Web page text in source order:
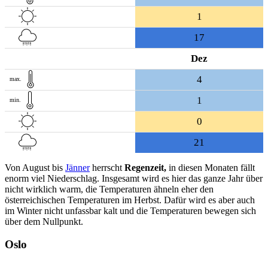
1
17
Dez
max. 4
min.
1
0
21
Von August bis Jännerherrscht Regenzeit, in diesen Monaten fällt
enorm viel Niederschlag. Insgesamt wird es hier das ganze Jahr über
nicht wirklich warm, die Temperaturen ähneln eher den
österreichischen Temperaturen im Herbst. Dafür wird es aber auch
im Winter nicht unfassbar kalt und die Temperaturen bewegen sich
über dem Nullpunkt.
Oslo